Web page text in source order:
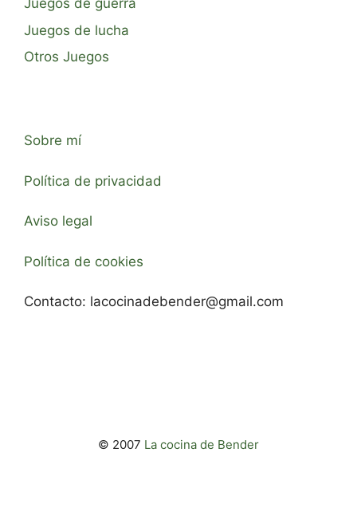
Juegos de guerra
Juegos de lucha
Otros Juegos
Sobre mí
Política de privacidad
Aviso legal
Política de cookies
Contacto: lacocinadebender@gmail.com
© 2007 La cocina de Bender